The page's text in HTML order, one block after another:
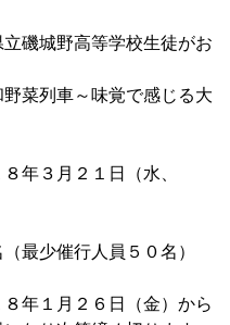
磯城野高等学校生徒がお
覚で感じる大
月２１日（水、
催行人員５０名）
月２６日（金）から